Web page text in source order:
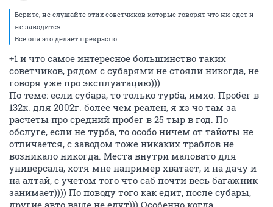
Берите, не слушайте этих советчиков которые говорят что ни едет и
не заводится.
Все она это делает прекрасно.
+1 и что самое интересное большинство таких
советчиков, рядом с субарями не стояли никогда, не
говоря уже про эксплуатацию)))
По теме: если субара, то только турба, имхо. Пробег в
132к. для 2002г. более чем реален, я хз чо там за
расчеты про средний пробег в 25 тыр в год. По
обслуге, если не турба, то особо ничем от тайоты не
отличается, с заводом тоже никаких траблов не
возникало никогда. Места внутри маловато для
универсала, хотя мне например хватает, и на дачу и
на алтай, с учетом того что саб почти весь багажник
занимает)))) По поводу того как едит, после субары,
другие авто ваще не едут))) Особенно когда